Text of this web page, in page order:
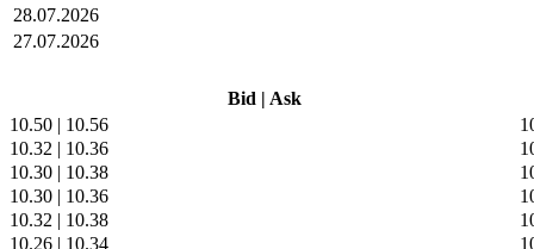
28.07.2026
27.07.2026
Bid | Ask
10.50 | 10.56
10.32 | 10.36
10.30 | 10.38
10.30 | 10.36
10.32 | 10.38
10.26 | 10.34